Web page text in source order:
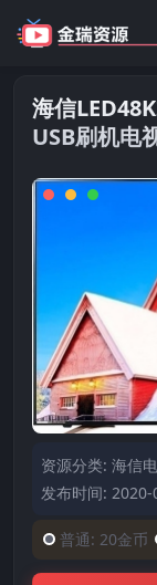
海信
USB刷机电
资源分类: 海信
发布时间:
普通: 20金币